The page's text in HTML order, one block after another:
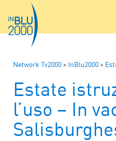
Network Tv2000 > InBlu2000 >
Estate
l’uso – In